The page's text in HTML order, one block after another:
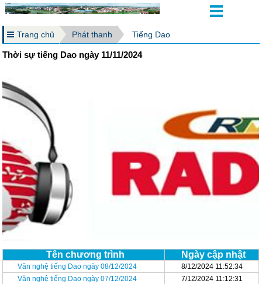
Trang chủ Phát thanh Tiếng Dao
Thời sự tiếng Dao ngày 11/11/2024
Tên chương trình Ngày cập nhật
Văn nghệ tiếng Dao ngày 08/12/2024
8/12/2024 11:52:34
Văn nghệ tiếng Dao ngày 07/12/2024
7/12/2024 11:12:31